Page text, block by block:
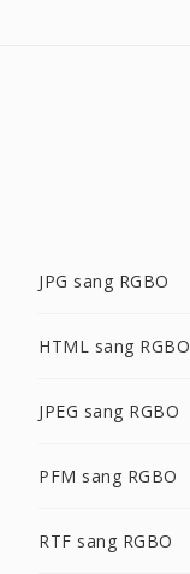
JPG sang RGBO
HTML sang RGBO
JPEG sang RGBO
PFM sang RGBO
RTF sang RGBO